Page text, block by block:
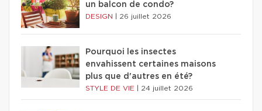
un balcon de condo?
DESIGN 26 juillet 2026
Pourquoi les insectes
envahissent certaines maisons
plus que d'autres en été?
STYLE DE VIE 24 juillet 2026